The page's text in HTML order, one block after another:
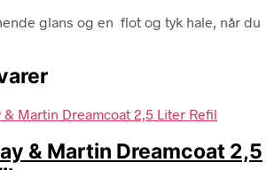
glans og en flot og tyk hale, når du
& Martin Dreamcoat 2,5